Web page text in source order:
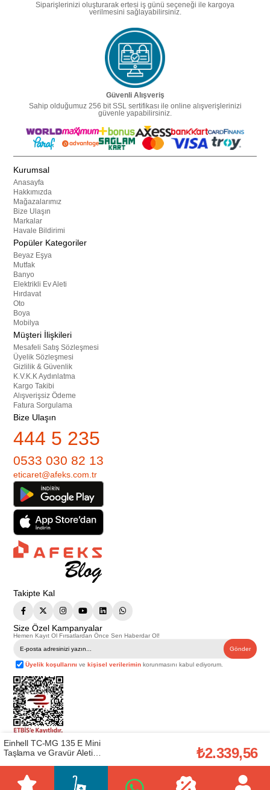
Siparişlerinizi oluşturarak ertesi iş günü seçeneği ile kargoya
verilmesini sağlayabilirsiniz.
Güvenli Alışveriş
Sahip olduğumuz 256 bit SSL sertifikası ile online alışverişlerinizi
güvenle yapabilirsiniz.
Kurumsal
Anasayfa
Hakkımızda
Mağazalarımız
Bize Ulaşın
Markalar
Havale Bildirimi
Popüler Kategoriler
Beyaz Eşya
Mutfak
Banyo
Elektrikli Ev Aleti
Hırdavat
Oto
Boya
Mobilya
Müşteri İlişkileri
Mesafeli Satış Sözleşmesi
Üyelik Sözleşmesi
Gizlilik & Güvenlik
K.V.K.K Aydınlatma
Kargo Takibi
Alışverişsiz Ödeme
Fatura Sorgulama
Bize Ulaşın
444 5 235
0533 030 82 13
eticaret@afeks.com.tr
Takipte Kal
Size Özel Kampanyalar
Hemen Kayıt Ol Fırsatlardan Önce Sen Haberdar Ol!
Gönder
Üyelik koşullarını vekişisel verilerimin korunmasını kabul ediyorum.
Telif Hakkı © 2026Afeks Yapı Market
. Tüm hakları saklıdır.
Bu web sitesindeki tüm ürünler ticari amaçlıdır. Web sitemizde yer alan
görsel ve yazılı içerikler firmamıza ait olup, firmamızın yazılı izni alınmadan
başka yerlerde kullanılamaz. İçeriklerin izin alınmadan kopyalanması ve
kullanılması 5846 sayılı Fikir ve Sanat Eserleri Yasasına göre suçtur.
Einhell TC-MG 135 E Mini
Taşlama ve Gravür Aleti
₺2.339,56